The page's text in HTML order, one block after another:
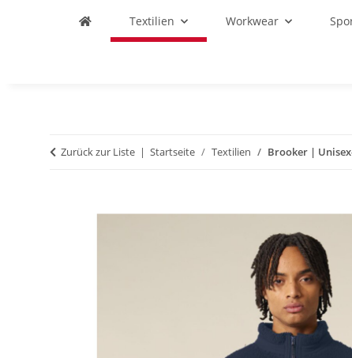
Textilien Workwear
Zurück zur Liste Startseite Textilien Brooker |